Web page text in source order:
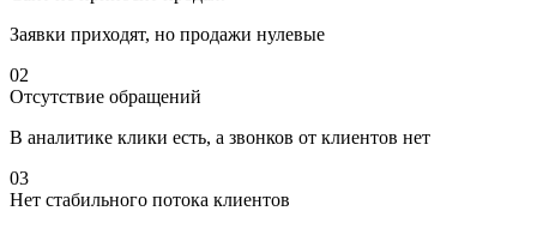
Заявки приходят, но продажи нулевые
02
Отсутствие обращений
В аналитике клики есть, а звонков от клиентов нет
03
Нет стабильного потока клиентов